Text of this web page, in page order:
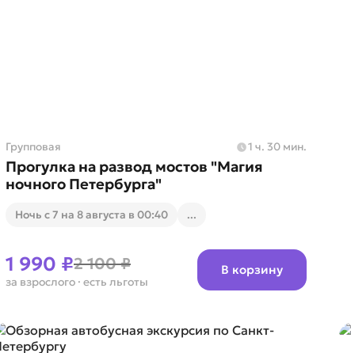
Групповая 1 ч. 30 мин.
Прогулка на развод мостов "Магия
ночного Петербурга"
Ночь с 7 на 8 августа в 00:40 ...
1 990 ₽2 100 ₽
за взрослого · есть льготы
В корзину